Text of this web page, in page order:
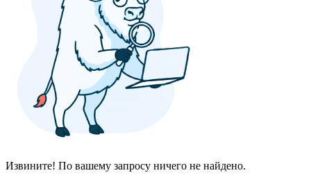
Извините! По вашему запросу ничего не найдено.